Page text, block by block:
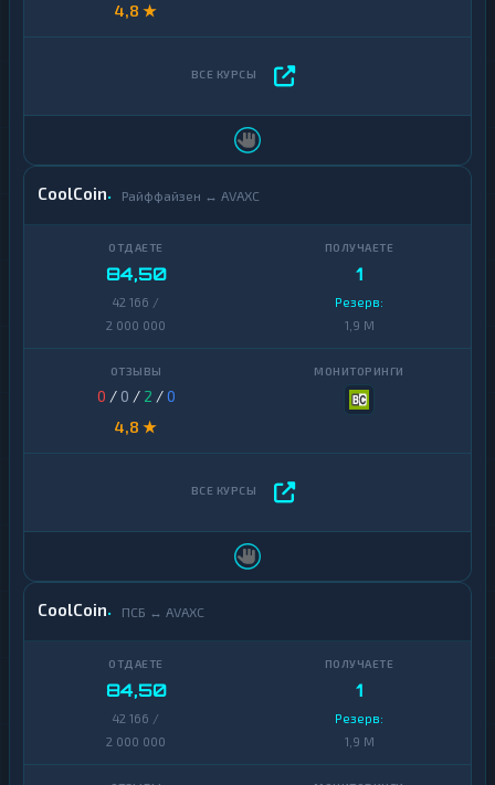
4,8 ★
CoolCoin Райффайзен ↔ AVAXC
84,50
42 166 /
2 000 000
1
Резерв:
1,9 M
0 / 0 / 2 /0
4,8 ★
CoolCoin ПСБ ↔ AVAXC
84,50
42 166 /
2 000 000
1
Резерв:
1,9 M